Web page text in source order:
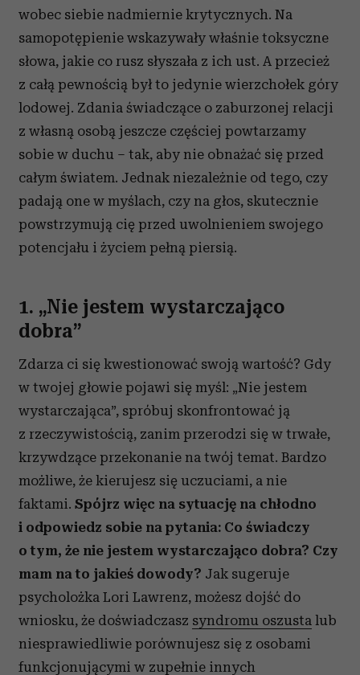
wobec siebie nadmiernie krytycznych. Na
samopotępienie wskazywały właśnie toksyczne
słowa, jakie co rusz słyszała z ich ust. A przecież
z całą pewnością był to jedynie wierzchołek góry
lodowej. Zdania świadczące o zaburzonej relacji
z własną osobą jeszcze częściej powtarzamy
sobie w duchu – tak, aby nie obnażać się przed
całym światem. Jednak niezależnie od tego, czy
padają one w myślach, czy na głos, skutecznie
powstrzymują cię przed uwolnieniem swojego
potencjału i życiem pełną piersią.
1. „Nie jestem wystarczająco
dobra”
Zdarza ci się kwestionować swoją wartość? Gdy
w twojej głowie pojawi się myśl: „Nie jestem
wystarczająca”, spróbuj skonfrontować ją
z rzeczywistością, zanim przerodzi się w trwałe,
krzywdzące przekonanie na twój temat. Bardzo
możliwe, że kierujesz się uczuciami, a nie
faktami. Spójrz więc na sytuację na chłodno
i odpowiedz sobie na pytania: Co świadczy
o tym, że nie jestem wystarczająco dobra? Czy
mam na to jakieś dowody? Jak sugeruje
psycholożka Lori Lawrenz, możesz dojść do
wniosku, że doświadczasz syndromu oszusta lub
niesprawiedliwie porównujesz się z osobami
funkcjonującymi w zupełnie innych